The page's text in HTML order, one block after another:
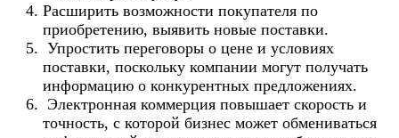
Расширить возможности покупателя по
приобретению, выявить новые поставки.
Упростить переговоры о цене и условиях
поставки, поскольку компании могут получать
информацию о конкурентных предложениях.
Электронная коммерция повышает скорость и
точность, с которой бизнес может обмениваться